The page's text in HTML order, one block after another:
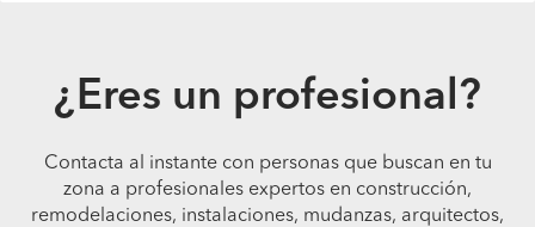
¿Eres un profesional?
Contacta al instante con personas que buscan en tu
zona a profesionales expertos en construcción,
remodelaciones, instalaciones, mudanzas, arquitectos,